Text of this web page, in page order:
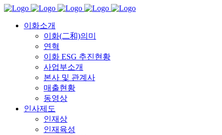
이화소개
이화(二和)의미
연혁
이화 ESG 추진현황
사업부소개
본사 및 관계사
매출현황
동영상
인사제도
인재상
인재육성